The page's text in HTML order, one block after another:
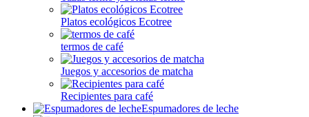
Platos ecológicos Ecotree
termos de café
Juegos y accesorios de matcha
Recipientes para café
Espumadores de leche